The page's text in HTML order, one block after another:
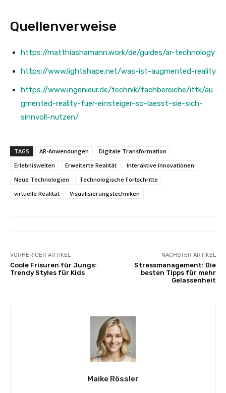
Quellenverweise
https://matthiashamann.work/de/guides/ar-technology
https://www.lightshape.net/was-ist-augmented-reality
https://www.ingenieur.de/technik/fachbereiche/ittk/au
gmented-reality-fuer-einsteiger-so-laesst-sie-sich-
sinnvoll-nutzen/
TAGS AR-Anwendungen
Digitale Transformation
Erlebniswelten
Erweiterte Realität
Interaktive Innovationen
Neue Technologien
Technologische Fortschritte
virtuelle Realität
Visualisierungstechniken
VORHERIGER ARTIKEL
Coole Frisuren für Jungs:
Trendy Styles für Kids
NÄCHSTER ARTIKEL
Stressmanagement: Die
besten Tipps für mehr
Gelassenheit
Maike Rössler